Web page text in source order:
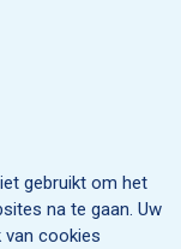
gebruikt om het
na te gaan. Uw
cookies